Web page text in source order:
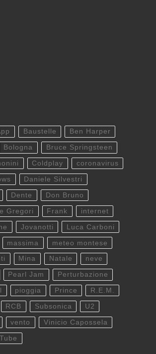
Baustelle Ben Harper
Bologna Bruce Springsteen
Coldplay coronavirus
Daniele Silvestri
Dente Don Bruno
Gregori Frank internet
Jovanotti Luca Carboni
massima meteo montese
Mina Natale neve
Pearl Jam Perturbazione
pioggia Prince R.E.M.
RCB Subsonica U2
vento Vinicio Capossela